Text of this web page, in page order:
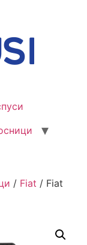
/ Fiat / Fiat